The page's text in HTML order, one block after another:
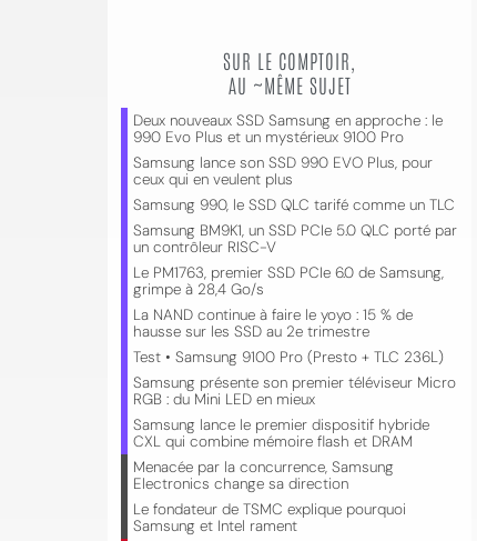
SUR LE COMPTOIR,
AU ~MÊME SUJET
Deux nouveaux SSD Samsung en approche : le
990 Evo Plus et un mystérieux 9100 Pro
Samsung lance son SSD 990 EVO Plus, pour
ceux qui en veulent plus
Samsung 990, le SSD QLC tarifé comme un TLC
Samsung BM9K1, un SSD PCIe 5.0 QLC porté par
un contrôleur RISC-V
Le PM1763, premier SSD PCIe 6.0 de Samsung,
grimpe à 28,4 Go/s
La NAND continue à faire le yoyo : 15 % de
hausse sur les SSD au 2e trimestre
Test • Samsung 9100 Pro (Presto + TLC 236L)
Samsung présente son premier téléviseur Micro
RGB : du Mini LED en mieux
Samsung lance le premier dispositif hybride
CXL qui combine mémoire flash et DRAM
Menacée par la concurrence, Samsung
Electronics change sa direction
Le fondateur de TSMC explique pourquoi
Samsung et Intel rament